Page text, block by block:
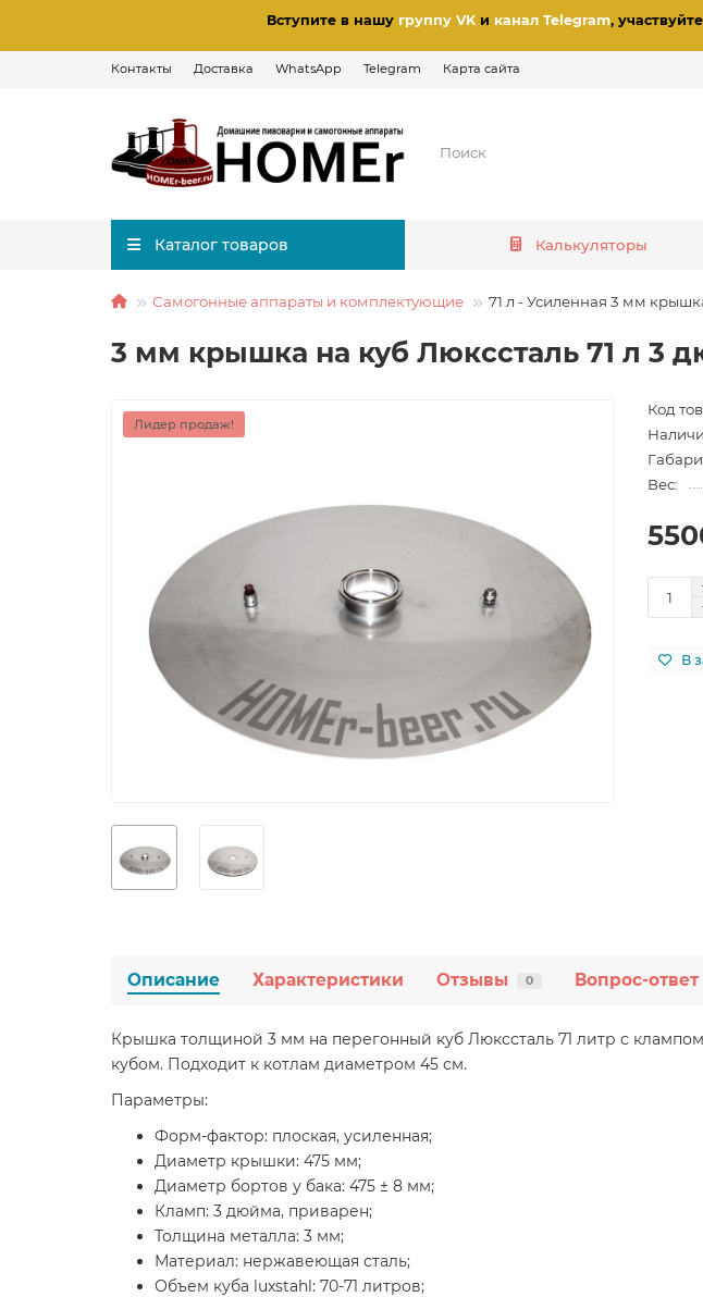
Вступите в нашу группу VKи канал Telegram,
Контакты Доставка WhatsApp Telegram Карта сайта
Каталог товаров Калькуляторы
Самогонные аппараты и комплектующие 71 л - Усиленная 3 мм
3 мм крышка на куб Люкссталь 71 л 3
Лидер продаж!
Код
Вес:
В
Описание Характеристики Отзывы 0 Вопрос-ответ
Крышка толщиной 3 мм на перегонный куб Люкссталь 71 литр с
кубом. Подходит к котлам диаметром 45 см.
Параметры:
Форм-фактор: плоская, усиленная;
Диаметр крышки: 475 мм;
Диаметр бортов у бака: 475 ± 8 мм;
Кламп: 3 дюйма, приварен;
Толщина металла: 3 мм;
Материал: нержавеющая сталь;
Объем куба luxstahl: 70-71 литров;